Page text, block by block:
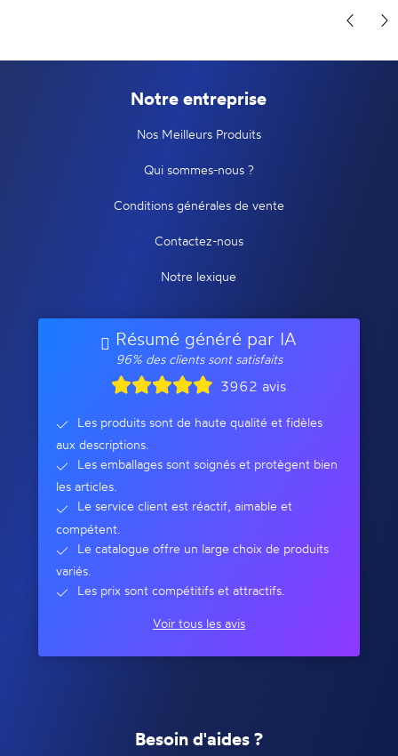
Notre entreprise
Nos Meilleurs Produits
Qui sommes-nous ?
Conditions générales de vente
Contactez-nous
Notre lexique
Résumé généré par IA
96% des clients sont satisfaits
3962 avis
Les produits sont de haute qualité et fidèles
aux descriptions.
Les emballages sont soignés et protègent bien
les articles.
Le service client est réactif, aimable et
compétent.
Le catalogue offre un large choix de produits
variés.
Les prix sont compétitifs et attractifs.
Voir tous les avis
Besoin d'aides ?